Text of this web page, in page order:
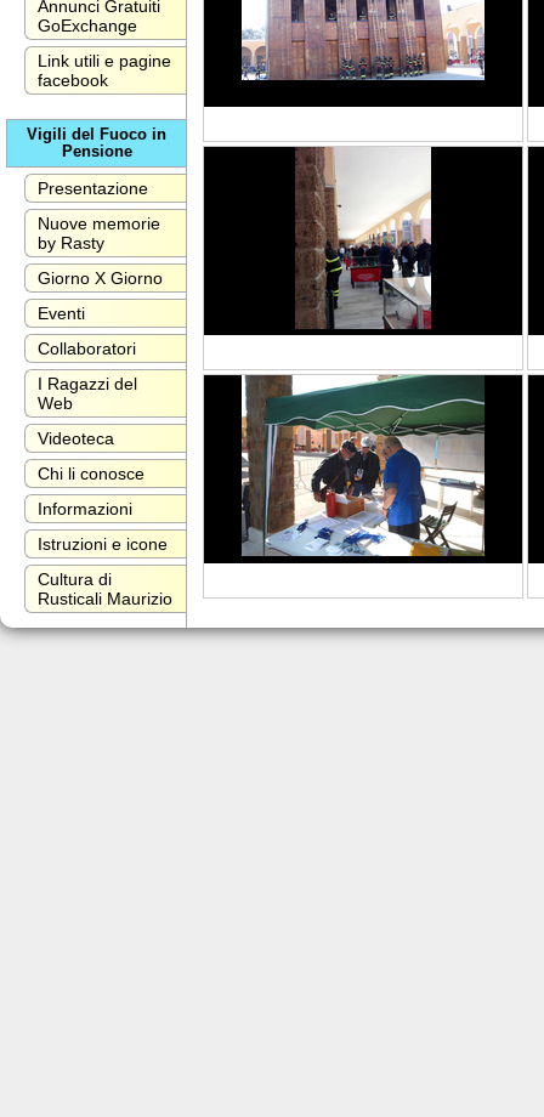
Annunci Gratuiti
GoExchange
Link utili e pagine
facebook
Vigili del Fuoco in
Pensione
Presentazione
Nuove memorie
by Rasty
Giorno X Giorno
Eventi
Collaboratori
I Ragazzi del
Web
Videoteca
Chi li conosce
Informazioni
Istruzioni e icone
Cultura di
Rusticali Maurizio